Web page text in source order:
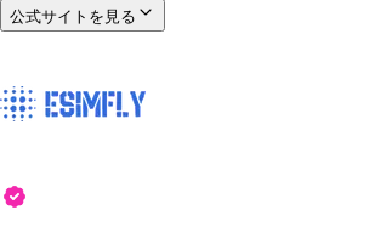
公式サイトを見る